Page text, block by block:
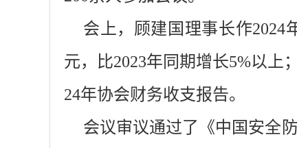
会上，顾建国理事长作2024
元，比2023年同期增长5%以上
24年协会财务收支报告。
会议审议通过了《中国安全